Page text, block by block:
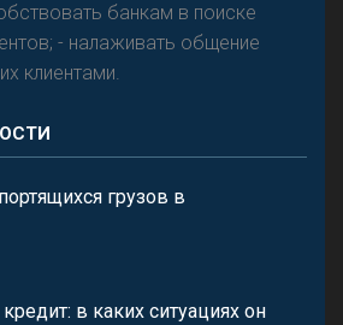
банкам в поиске
- налаживать общение
клиентами.
грузов в
в каких ситуациях он